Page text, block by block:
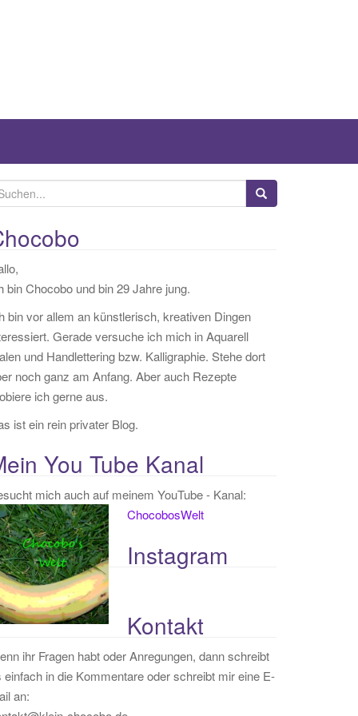
bin Chocobo und bin 29 Jahre jung.
bin vor allem an künstlerisch, kreativen Dingen
Gerade versuche ich mich in Aquarell
und Handlettering bzw. Kalligraphie. Stehe dort
noch ganz am Anfang. Aber auch Rezepte
ich gerne aus.
ist ein rein privater Blog.
You Tube Kanal
mich auch auf meinem YouTube - Kanal:
ChocobosWelt
Instagram
Kontakt
ihr Fragen habt oder Anregungen, dann schreibt
einfach in die Kommentare oder schreibt mir eine E-
an: